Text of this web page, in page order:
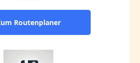
Routenplaner